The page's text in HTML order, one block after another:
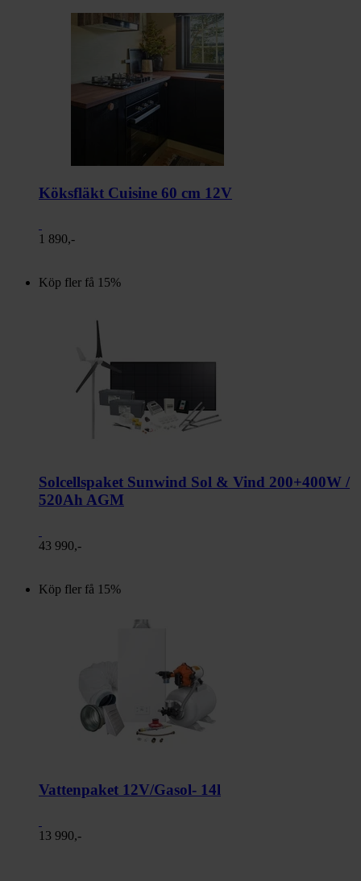
Köksfläkt Cuisine 60 cm 12V
1 890,-
Köp fler få 15%
Solcellspaket Sunwind Sol & Vind 200+400W /
520Ah AGM
43 990,-
Köp fler få 15%
Vattenpaket 12V/Gasol- 14l
13 990,-